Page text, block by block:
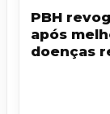
PBH
após
doenças